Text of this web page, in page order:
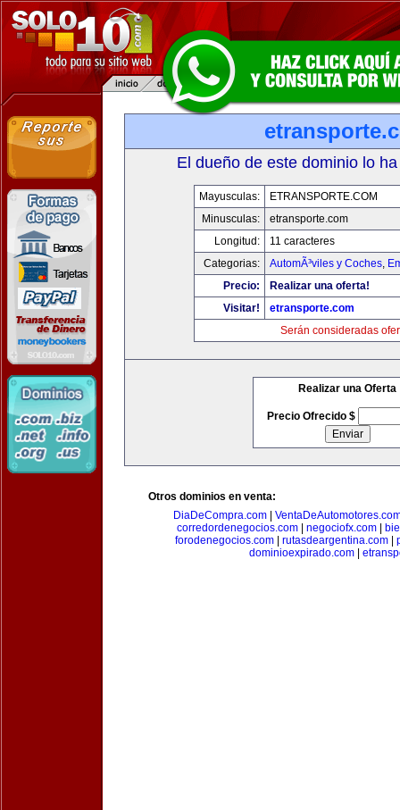
El dueño de este dominio lo
Mayusculas:
ETRANSPORTE.COM
Minusculas:
etransporte.com
Longitud:
11 caracteres
Categorias:
AutomÃ³viles y Coches,
Precio:
Realizar una oferta!
Visitar!
etransporte.com
Serán consideradas
Realizar una Oferta
Precio Ofrecido $
Otros dominios en venta:
DiaDeCompra.com|
corredordenegocios.com
negociofx.com
forodenegocios.com| rutasdeargentina.com|
dominioexpirado.com|